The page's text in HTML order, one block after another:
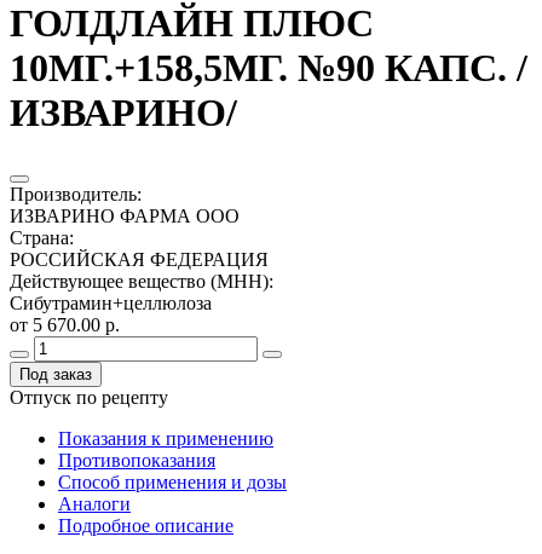
ГОЛДЛАЙН ПЛЮС
10МГ.+158,5МГ. №90 КАПС. /
ИЗВАРИНО/
Производитель:
ИЗВАРИНО ФАРМА ООО
Страна:
РОССИЙСКАЯ ФЕДЕРАЦИЯ
Действующее вещество (МНН):
Сибутрамин+целлюлоза
от 5 670.00 р.
Под заказ
Отпуск по рецепту
Показания к применению
Противопоказания
Способ применения и дозы
Аналоги
Подробное описание